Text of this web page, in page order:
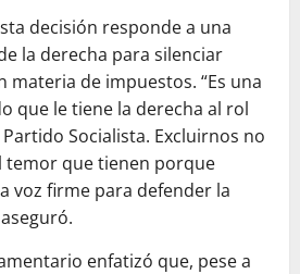
decisión responde a una
la derecha para silenciar
materia de impuestos. “Es una
que le tiene la derecha al rol
Socialista. Excluirnos no
temor que tienen porque
voz firme para defender la
enfatizó que, pese a